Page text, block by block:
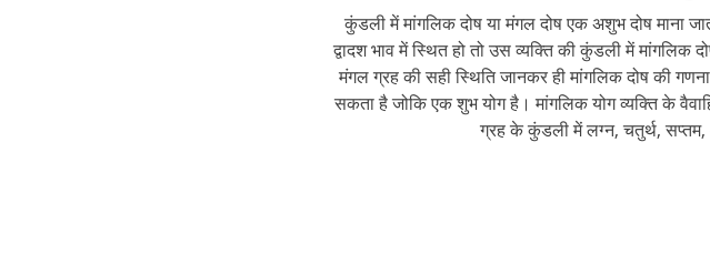
कुंडली में मांगलिक दोष या मंगल दोष एक अशुभ दोष माना
द्वादश भाव में स्थित हो तो उस व्यक्ति की कुंडली में
मंगल ग्रह की सही स्थिति जानकर ही मांगलिक दोष की
सकता है जोकि एक शुभ योग है। मांगलिक योग व्यक्ति के
ग्रह के कुंडली में लग्न, चतुर्थ, सप्तम,